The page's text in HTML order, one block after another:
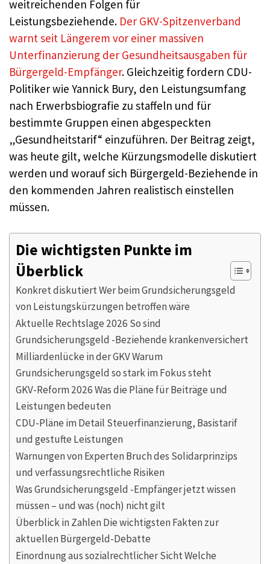
weitreichenden Folgen für
Leistungsbeziehende. Der GKV-Spitzenverband
warnt seit Längerem vor einer massiven
Unterfinanzierung der Gesundheitsausgaben für
Bürgergeld-Empfänger. Gleichzeitig fordern CDU-
Politiker wie Yannick Bury, den Leistungsumfang
nach Erwerbsbiografie zu staffeln und für
bestimmte Gruppen einen abgespeckten
„Gesundheitstarif“ einzuführen. Der Beitrag zeigt,
was heute gilt, welche Kürzungsmodelle diskutiert
werden und worauf sich Bürgergeld-Beziehende in
den kommenden Jahren realistisch einstellen
müssen.
Die wichtigsten Punkte im
Überblick
Konkret diskutiert Wer beim Grundsicherungsgeld
von Leistungskürzungen betroffen wäre
Aktuelle Rechtslage 2026 So sind
Grundsicherungsgeld -Beziehende krankenversichert
Milliardenlücke in der GKV Warum
Grundsicherungsgeld so stark im Fokus steht
GKV-Reform 2026 Was die Pläne für Beiträge und
Leistungen bedeuten
CDU-Pläne im Detail Steuerfinanzierung, Basistarif
und gestufte Leistungen
Warnungen von Experten Bruch des Solidarprinzips
und verfassungsrechtliche Risiken
Was Grundsicherungsgeld -Empfänger jetzt wissen
müssen – und was (noch) nicht gilt
Überblick in Zahlen Die wichtigsten Fakten zur
aktuellen Bürgergeld-Debatte
Einordnung aus sozialrechtlicher Sicht Welche